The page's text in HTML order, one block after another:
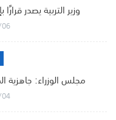
وزير التربية يصدر
مجلس الوزراء: جاهزية